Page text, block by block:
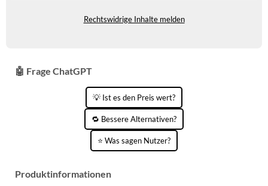
SCHUHZUBEHÖR
SNEAKERS
Rechtswidrige Inhalte melden
🤖 Frage ChatGPT
💡 Ist es den Preis wert?
🔁 Bessere Alternativen?
⭐ Was sagen Nutzer?
Produktinformationen